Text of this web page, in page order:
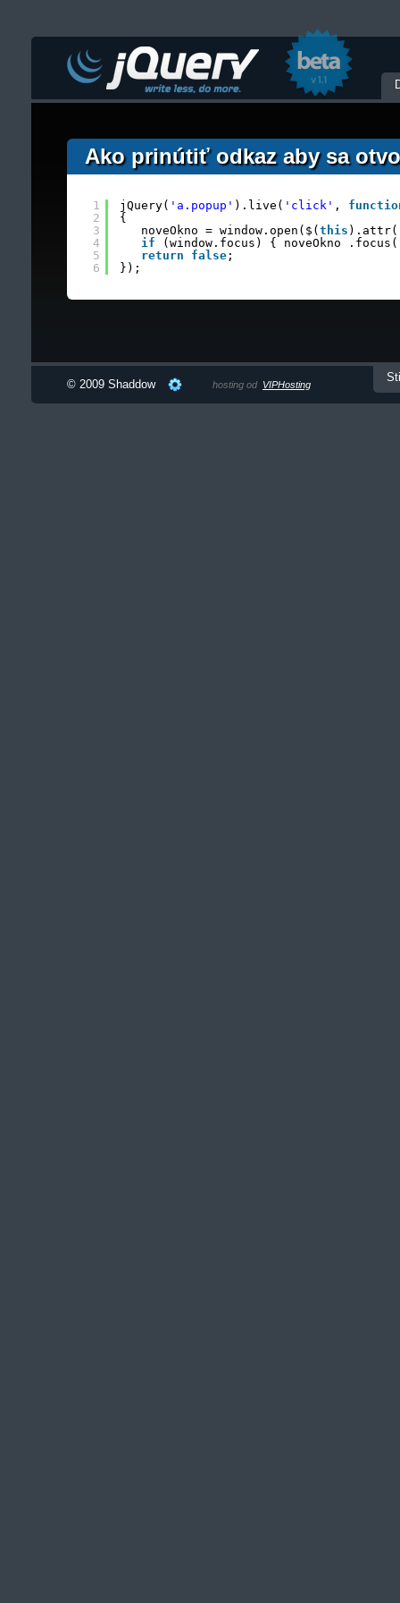
Ako prinútiť odkaz aby sa
1
2
3
4
5
6
jQuery( 'a.popup' ).live( 'click' ,
{
noveOkno = window.open($( this ).attr(
if
(window.focus) { noveOkno
return
false ;
});
© 2009 Shaddow hosting od VIPHosting